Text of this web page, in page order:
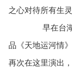
之心对待所有生灵
早在台湖
品《天地运河情
再次在这里演出